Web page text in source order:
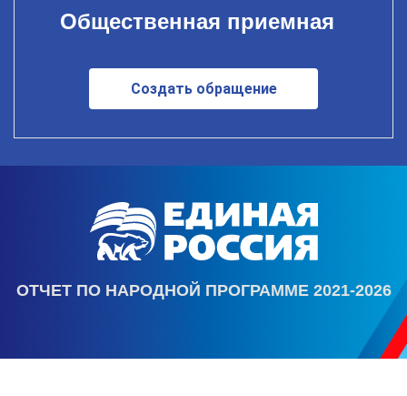
Общественная приемная
Создать обращение
ОТЧЕТ ПО НАРОДНОЙ ПРОГРАММЕ 2021-2026